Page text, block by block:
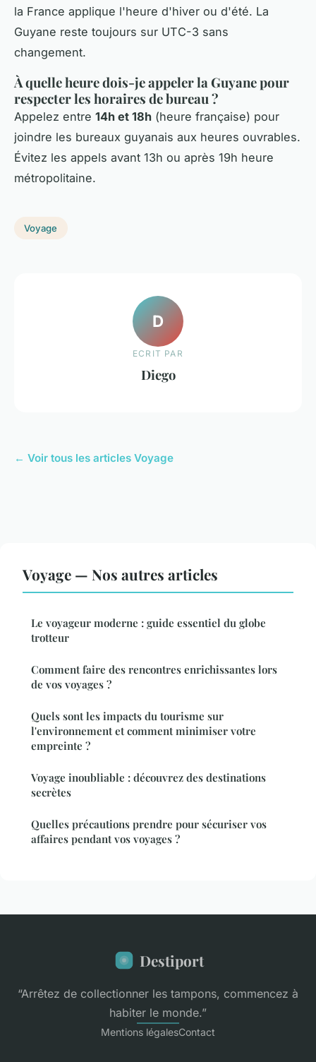
la France applique l'heure d'hiver ou d'été. La
Guyane reste toujours sur UTC-3 sans
changement.
À quelle heure dois-je appeler la Guyane pour
respecter les horaires de bureau ?
Appelez entre 14h et 18h (heure française) pour
joindre les bureaux guyanais aux heures ouvrables.
Évitez les appels avant 13h ou après 19h heure
métropolitaine.
Voyage
D
ECRIT PAR
Diego
← Voir tous les articles Voyage
Voyage — Nos autres articles
Le voyageur moderne : guide essentiel du globe
trotteur
Comment faire des rencontres enrichissantes lors
de vos voyages ?
Quels sont les impacts du tourisme sur
l'environnement et comment minimiser votre
empreinte ?
Voyage inoubliable : découvrez des destinations
secrètes
Quelles précautions prendre pour sécuriser vos
affaires pendant vos voyages ?
Destiport
“Arrêtez de collectionner les tampons, commencez à
habiter le monde.”
Mentions légalesContact